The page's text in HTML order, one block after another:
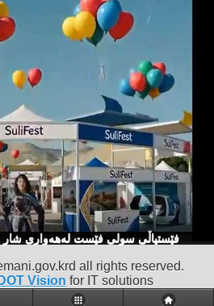
فێستیاڵی سولی فێست لەهەواری شار
all rights reserved.
DOT Vision for IT solutions